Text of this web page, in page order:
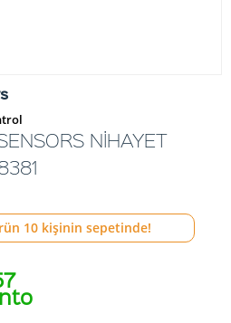
NİHAYET
10 kişinin sepetinde!